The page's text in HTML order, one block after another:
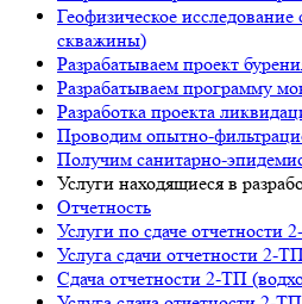
Геофизическое
скважины)
Разрабатываем проект
Разрабатываем программу
Разработка проекта
Проводим опытно-
Получим санитарно-
Услуги находящиеся в
Отчетность
Услуги по сдаче отчетности
Услуга сдачи отчетности 2-
Сдача отчетности 2-ТП